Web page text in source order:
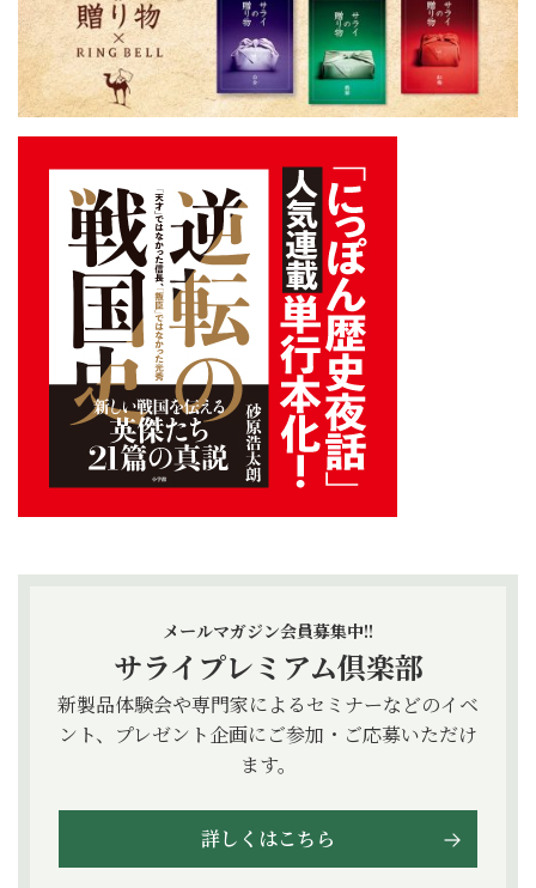
メールマガジン会員募集中!!
サライプレミアム倶楽部
新製品体験会や専門家によるセミナーなどのイベ
ント、プレゼント企画にご参加・ご応募いただけ
ます。
詳しくはこちら